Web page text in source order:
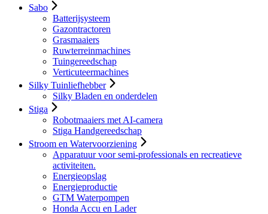
Sabo
Batterijsysteem
Gazontractoren
Grasmaaiers
Ruwterreinmachines
Tuingereedschap
Verticuteermachines
Silky Tuinliefhebber
Silky Bladen en onderdelen
Stiga
Robotmaaiers met AI-camera
Stiga Handgereedschap
Stroom en Watervoorziening
Apparatuur voor semi-professionals en recreatieve
activiteiten.
Energieopslag
Energieproductie
GTM Waterpompen
Honda Accu en Lader